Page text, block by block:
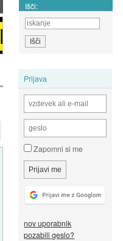
Išči:
Prijava
Zapomni si me
nov uporabnik
pozabili geslo?